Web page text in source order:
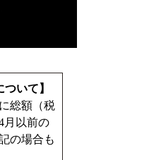
いて】
総額（税
月以前の
の場合も